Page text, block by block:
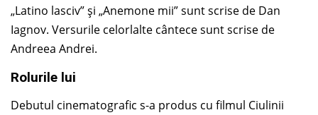
„Latino lasciv” și „Anemone mii” sunt scrise de Dan
Iagnov. Versurile celorlalte cântece sunt scrise de
Andreea Andrei.
Rolurile lui
Debutul cinematografic s-a produs cu filmul Ciulinii